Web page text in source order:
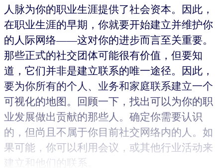
人脉为你的职业生涯提供了社会资本。因此，
在职业生涯的早期，你就要开始建立并维护你
的人际网络——这对你的进步而言至关重要。
那些正式的社交团体可能很有价值，但要知
道，它们并非是建立联系的唯一途径。因此，
要为你所有的个人、业务和家庭联系建立一个
可视化的地图。回顾一下，找出可以为你的职
业发展做出贡献的那些人。确定你需要认识
的，但尚且不属于你目前社交网络内的人。如
果可能，你可以利用会议，或其他行业活动来
建立和他们的联系。